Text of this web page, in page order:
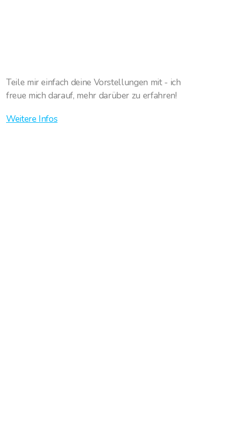
Teile mir einfach deine Vorstellungen mit - ich
freuemich darauf, mehr darüber zu erfahren!
Weitere Infos